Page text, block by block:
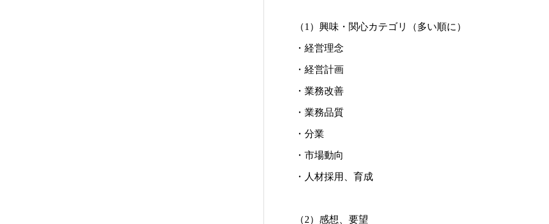
（1）興味・関心カテゴリ（多い順に）
・経営理念
・経営計画
・業務改善
・業務品質
・分業
・市場動向
・人材採用、育成
（2）感想、要望